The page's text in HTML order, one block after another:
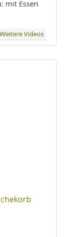
mit Essen
Weitere Videos